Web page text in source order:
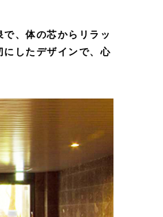
、体の芯からリラッ
したデザインで、心